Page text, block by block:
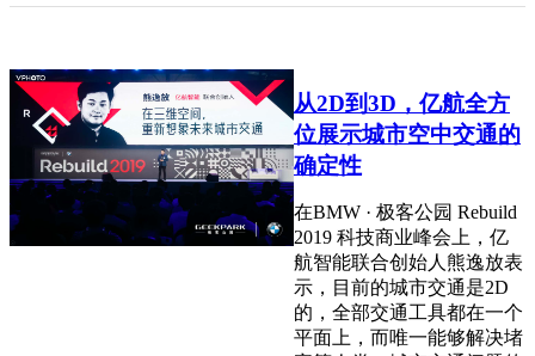
从2D到3D，亿航全方
位展示城市空中交通的
确定性
在BMW · 极客公园 Rebuild
2019 科技商业峰会上，亿
航智能联合创始人熊逸放表
示，目前的城市交通是2D
的，全部交通工具都在一个
平面上，而唯一能够解决堵